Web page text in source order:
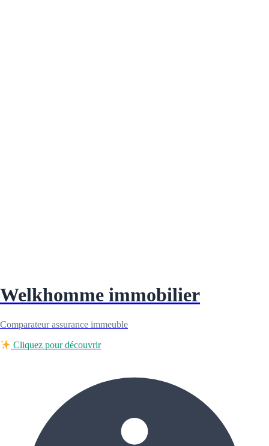
Welkhomme immobilier
Comparateur assurance immeuble
Cliquez pour découvrir